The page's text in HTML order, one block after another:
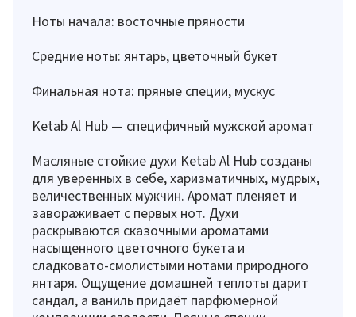
Ноты начала: восточные пряности
Средние ноты: янтарь, цветочный букет
Финальная нота: пряные специи, мускус
Ketab Al Hub — специфичный мужской аромат
Масляные стойкие духи Ketab Al Hub созданы
для уверенных в себе, харизматичных, мудрых,
величественных мужчин. Аромат пленяет и
завораживает с первых нот. Духи
раскрываются сказочными ароматами
насыщенного цветочного букета и
сладковато-смолистыми нотами природного
янтаря. Ощущение домашней теплоты дарит
сандал, а ваниль придаёт парфюмерной